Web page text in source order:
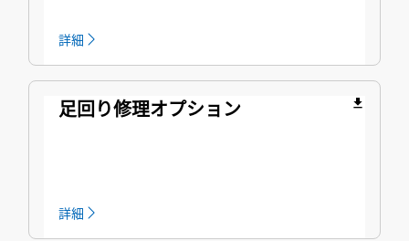
詳細
足回り修理オプション file_download
詳細